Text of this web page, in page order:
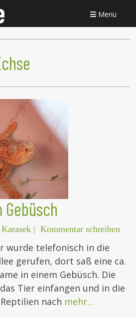
Menü
| Kommentar schreiben
wurde telefonisch in die
gerufen, dort saß eine ca.
in einem Gebüsch. Die
Tier einfangen und in die
nach mehr…